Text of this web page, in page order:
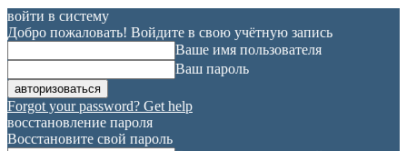
войти в систему
Добро пожаловать! Войдите в свою учётную запись
Ваше имя пользователя
Ваш пароль
Forgot your password? Get help
восстановление пароля
Восстановите свой пароль